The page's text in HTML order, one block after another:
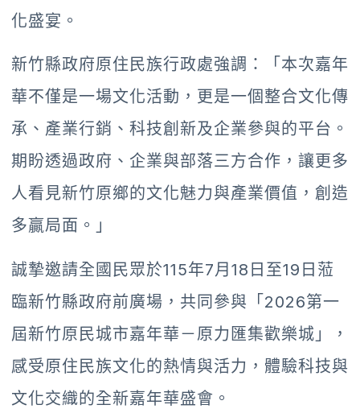
化盛宴。
新竹縣政府原住民族行政處強調：「本次嘉年
華不僅是一場文化活動，更是一個整合文化傳
承、產業行銷、科技創新及企業參與的平台。
期盼透過政府、企業與部落三方合作，讓更多
人看見新竹原鄉的文化魅力與產業價值，創造
多贏局面。」
誠摯邀請全國民眾於115年7月18日至19日蒞
臨新竹縣政府前廣場，共同參與「2026第一
屆新竹原民城市嘉年華－原力匯集歡樂城」，
感受原住民族文化的熱情與活力，體驗科技與
文化交織的全新嘉年華盛會。